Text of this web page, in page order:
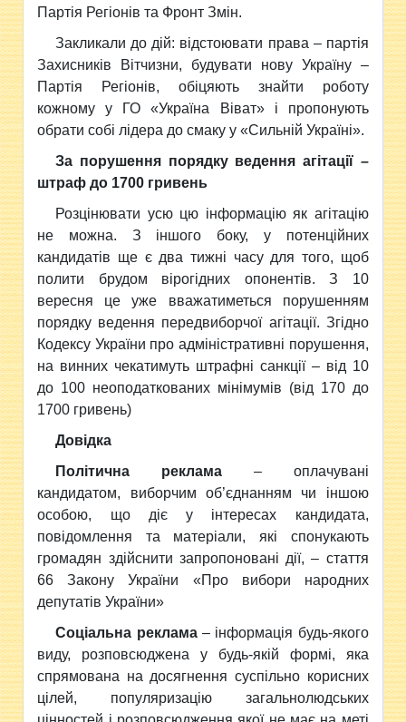
Партія Регіонів та Фронт Змін.
Закликали до дій: відстоювати права – партія
Захисників Вітчизни, будувати нову Україну –
Партія Регіонів, обіцяють знайти роботу
кожному у ГО «Україна Віват» і пропонують
обрати собі лідера до смаку у «Сильній Україні».
За порушення порядку ведення агітації –
штраф до 1700 гривень
Розцінювати усю цю інформацію як агітацію
не можна. З іншого боку, у потенційних
кандидатів ще є два тижні часу для того, щоб
полити брудом вірогідних опонентів. З 10
вересня це уже вважатиметься порушенням
порядку ведення передвиборчої агітації. Згідно
Кодексу України про адміністративні порушення,
на винних чекатимуть штрафні санкції – від 10
до 100 неоподаткованих мінімумів (від 170 до
1700 гривень)
Довідка
Політична реклама – оплачувані
кандидатом, виборчим об’єднанням чи іншою
особою, що діє у інтересах кандидата,
повідомлення та матеріали, які спонукають
громадян здійснити запропоновані дії, – стаття
66 Закону України «Про вибори народних
депутатів України»
Соціальна реклама– інформація будь-якого
виду, розповсюджена у будь-якій формі, яка
спрямована на досягнення суспільно корисних
цілей, популяризацію загальнолюдських